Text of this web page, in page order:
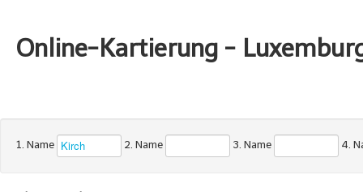
Online-Kartierung -
1. Name 2. Name 3. Name 4.